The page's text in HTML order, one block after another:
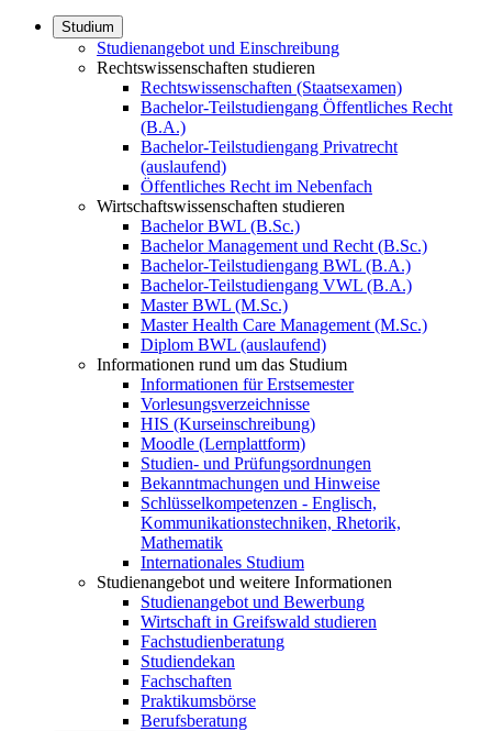
Studium
Studienangebot und Einschreibung
Rechtswissenschaften studieren
Rechtswissenschaften (Staatsexamen)
Bachelor-Teilstudiengang Öffentliches Recht
(B.A.)
Bachelor-Teilstudiengang Privatrecht
(auslaufend)
Öffentliches Recht im Nebenfach
Wirtschaftswissenschaften studieren
Bachelor BWL (B.Sc.)
Bachelor Management und Recht (B.Sc.)
Bachelor-Teilstudiengang BWL (B.A.)
Bachelor-Teilstudiengang VWL (B.A.)
Master BWL (M.Sc.)
Master Health Care Management (M.Sc.)
Diplom BWL (auslaufend)
Informationen rund um das Studium
Informationen für Erstsemester
Vorlesungsverzeichnisse
HIS (Kurseinschreibung)
Moodle (Lernplattform)
Studien- und Prüfungsordnungen
Bekanntmachungen und Hinweise
Schlüsselkompetenzen - Englisch,
Kommunikationstechniken, Rhetorik,
Mathematik
Internationales Studium
Studienangebot und weitere Informationen
Studienangebot und Bewerbung
Wirtschaft in Greifswald studieren
Fachstudienberatung
Studiendekan
Fachschaften
Praktikumsbörse
Berufsberatung